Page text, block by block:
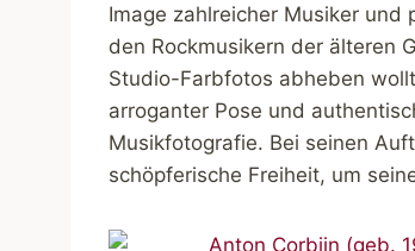
Image zahlreicher Musiker
den Rockmusikern der älteren
Studio-Farbfotos abheben
arroganter Pose und
Musikfotografie. Bei seinen
schöpferische Freiheit, um